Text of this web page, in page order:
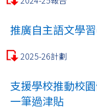
推廣自主語文學
2025-26計劃
支援學校推動校
一筆過津貼